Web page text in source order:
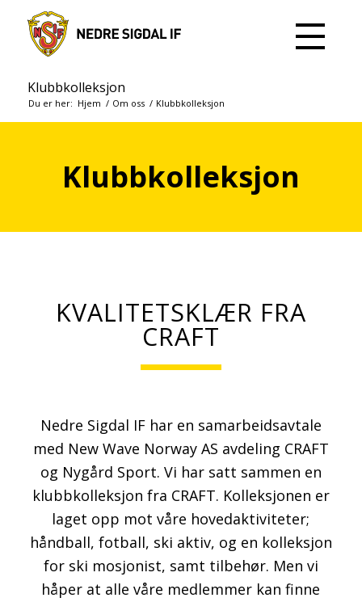
Klubbkolleksjon
Du er her: Hjem / Om oss / Klubbkolleksjon
Klubbkolleksjon
KVALITETSKLÆR FRA
CRAFT
Nedre Sigdal IF har en samarbeidsavtale
med New Wave Norway AS avdeling CRAFT
og Nygård Sport. Vi har satt sammen en
klubbkolleksjon fra CRAFT. Kolleksjonen er
laget opp mot våre hovedaktiviteter;
håndball, fotball, ski aktiv, og en kolleksjon
for ski mosjonist, samt tilbehør. Men vi
håper at alle våre medlemmer kan finne